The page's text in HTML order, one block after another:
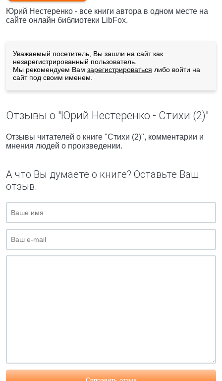
Юрий Нестеренко - все книги автора в одном месте на
сайте онлайн библиотеки LibFox.
Уважаемый посетитель, Вы зашли на сайт как
незарегистрированный пользователь.
Мы рекомендуем Вам зарегистрироваться либо войти на
сайт под своим именем.
Отзывы о "Юрий Нестеренко - Стихи (2)"
Отзывы читателей о книге "Стихи (2)", комментарии и
мнения людей о произведении.
А что Вы думаете о книге? Оставьте Ваш
отзыв.